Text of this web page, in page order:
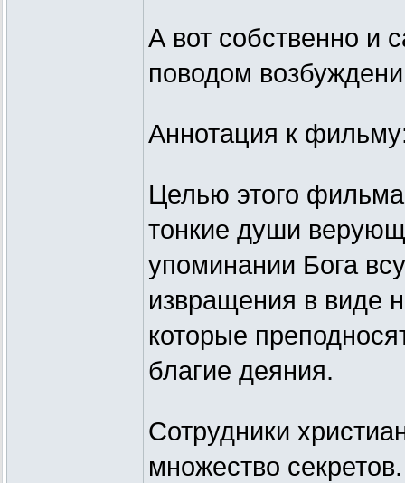
А вот собственно и
поводом
Аннотация к
Целью этого
тонкие души
упоминании Бога
извращения в виде
которые
благие деяния.
Сотрудники
множество